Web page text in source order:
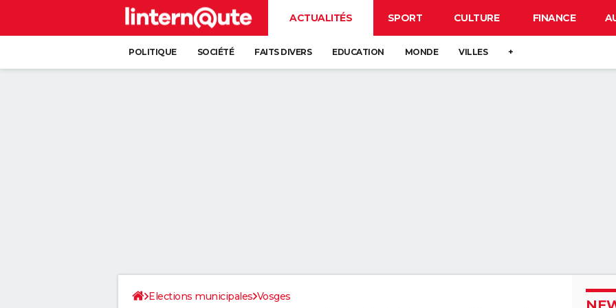
ACTUALITÉS SPORT CULTURE FINANCE
POLITIQUE SOCIÉTÉ FAITS DIVERS EDUCATION MONDE VILLES +
Elections municipales Vosges